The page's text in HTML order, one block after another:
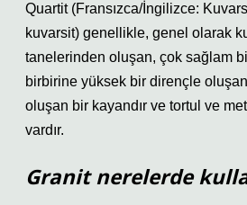
Quartit (Fransızca/İngilizce:
kuvarsit) genellikle, genel olarak
tanelerinden oluşan, çok sağlam
birbirine yüksek bir dirençle
oluşan bir kayandır ve tortul ve
vardır.
Granit nerelerde